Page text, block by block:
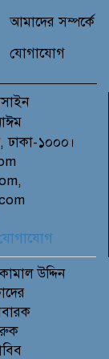
আমাদের সম্পর্কে
যোগাযোগ
ঢাকা-১০০০।
উদ্দিন